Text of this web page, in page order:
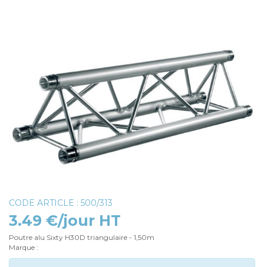
CODE ARTICLE : 500/313
3.49 €/jour HT
Poutre alu Sixty H30D triangulaire - 1,50m
Marque :